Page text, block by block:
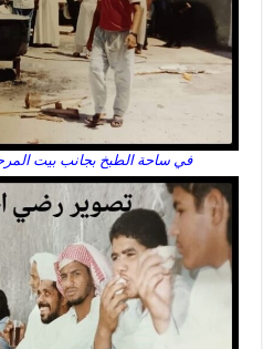
في ساحة الطبخ بجانب بيت